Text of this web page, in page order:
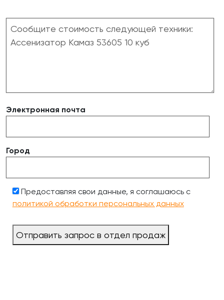
Электронная почта
Город
Предоставляя свои данные, я соглашаюсь с
политикой обработки персональных данных
Отправить запрос в отдел продаж